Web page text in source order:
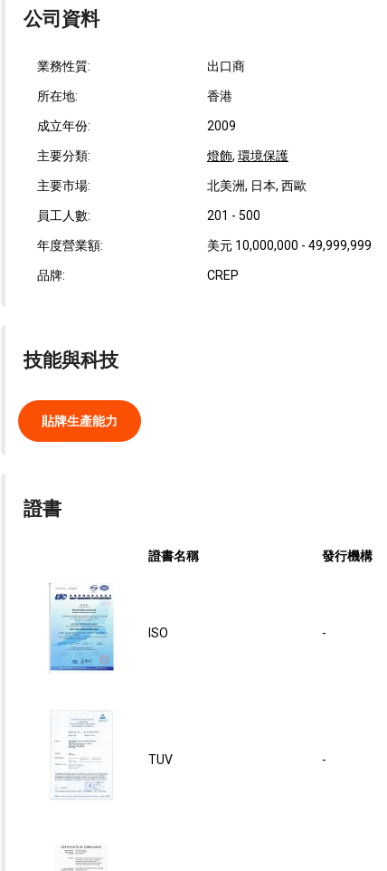
公司資料
業務性質: 出口商
所在地: 香港
成立年份: 2009
主要分類: 燈飾, 環境保護
主要市場: 北美洲, 日本, 西歐
員工人數: 201 - 500
年度營業額: 美元 10,000,000 - 49,999,999
品牌: CREP
技能與科技
貼牌生產能力
證書
證書名稱 發行機構
ISO -
TUV -